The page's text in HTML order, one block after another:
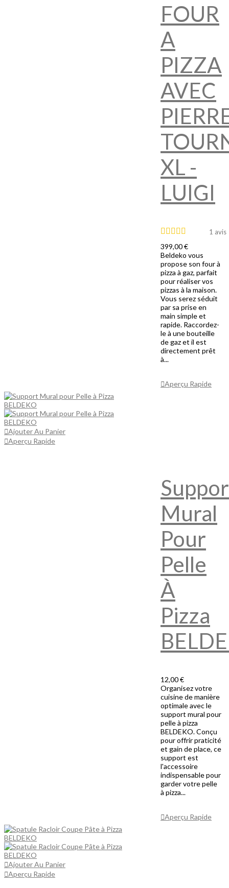
FOUR
A
PIZZA
AVEC
XL -
LUIGI
1 avis
399,00 €
Beldeko vous
propose son four à
pizza à gaz, parfait
pour réaliser vos
pizzas à la maison.
Vous serez séduit
par sa prise en
main simple et
rapide. Raccordez-
le à une bouteille
de gaz et il est
directement prêt
à...
Aperçu Rapide
Ajouter Au Panier
Aperçu Rapide
Mural
Pour
Pelle
À
Pizza
12,00 €
Organisez votre
cuisine de manière
optimale avec le
support mural pour
pelle à pizza
BELDEKO. Conçu
pour offrir praticité
et gain de place, ce
support est
l'accessoire
indispensable pour
garder votre pelle
à pizza...
Aperçu Rapide
Ajouter Au Panier
Aperçu Rapide